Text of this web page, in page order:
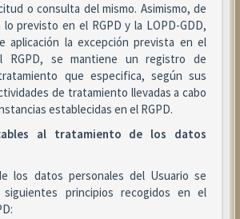
o consulta del mismo. Asimismo, de
previsto en el RGPD y la LOPD-GDD,
aplicación la excepción prevista en el
RGPD, se mantiene un registro de
que especifica, según sus
de tratamiento llevadas a cabo
establecidas en el RGPD.
al tratamiento de los datos
los datos personales del Usuario se
principios recogidos en el